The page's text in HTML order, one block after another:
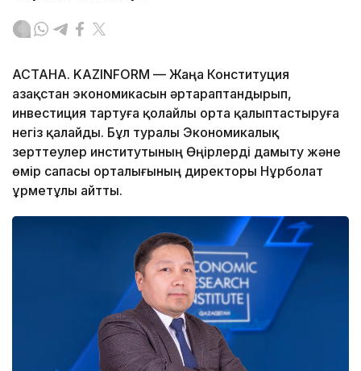
АСТАНА. KAZINFORM — Жаңа Конституция
Қазақстан экономикасын әртараптандырып,
инвестиция тартуға қолайлы орта қалыптастыруға
негіз қалайды. Бұл туралы Экономикалық
зерттеулер институтының Өңірлерді дамыту және
өмір сапасы орталығының директоры Нұрболат
Құрметұлы айтты.